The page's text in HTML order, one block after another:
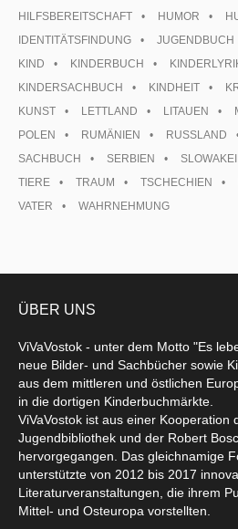
HILFSBEREITSCHAFT
HUMOR
IDENTITÄTSFINDUNG
JUGENDBUCH
KIND
KINDERBUCH
KINDERSACHBUCH
KINDHEIT
KUNST
LETTLAND LITAUEN
POLEN
RUMÄNIEN RUSSLAND
SACHBUCH
SERBIEN SLOWAKEI
TIERE
TRAUM TSCHECHIEN
VATER
WAHRNEHMUNG
ÜBER UNS
ViVaVostok - unter dem Motto "Es
neue Bilder- und Sachbücher sowie
aus dem mittleren und östlichen
in die dortigen Kinderbuchmärkte.
ViVaVostok ist aus einer Kooperation
Jugendbibliothek und der Robert
hervorgegangen. Das gleichnamige
unterstützte von 2012 bis 2017
Literaturveranstaltungen, die ihrem
Mittel- und Osteuropa vorstellten.